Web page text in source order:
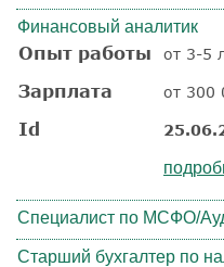
Финансовый аналитик
Опыт работы от 3-5
Зарплата от 300
Id
Специалист по МСФО/
Старший бухгалтер по